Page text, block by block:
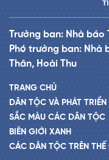
Trưởng ban: Nhà báo
Phó trưởng ban: Nhà
Thân, Hoài Thu
TRANG CHỦ
DÂN TỘC VÀ PHÁT TRIỂN
SẮC MÀU CÁC DÂN TỘC
BIÊN GIỚI XANH
CÁC DÂN TỘC TRÊN THẾ